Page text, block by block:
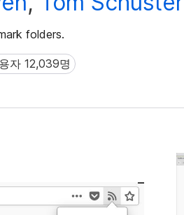
folders.
12,039명
자 12,039명